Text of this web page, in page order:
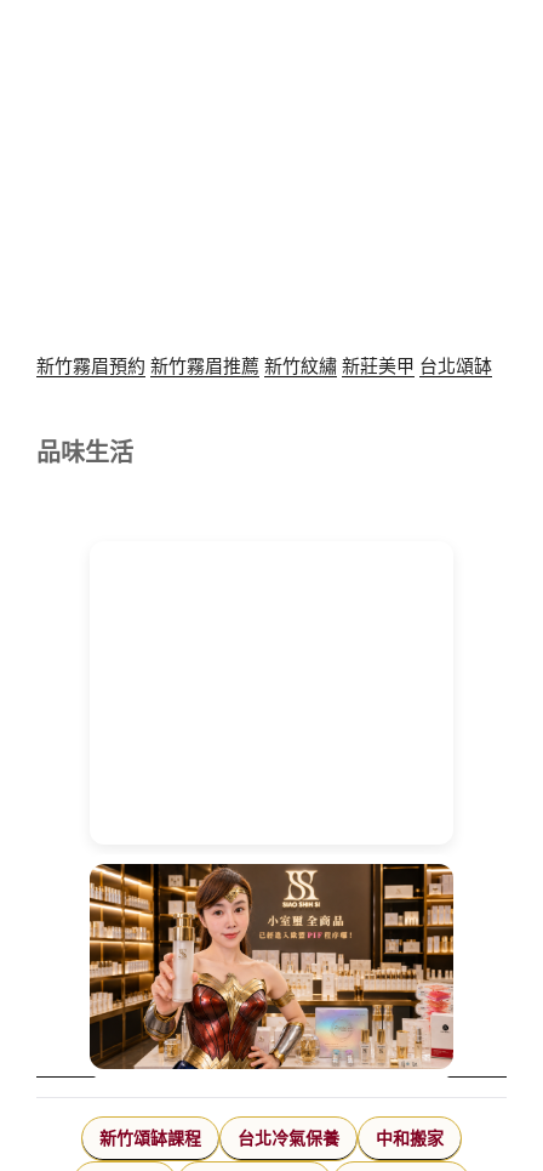
新竹霧眉預約 新竹霧眉推薦 新竹紋繡新莊美甲 台北頌缽
品味生活
新竹頌缽課程 台北冷氣保養 中和搬家